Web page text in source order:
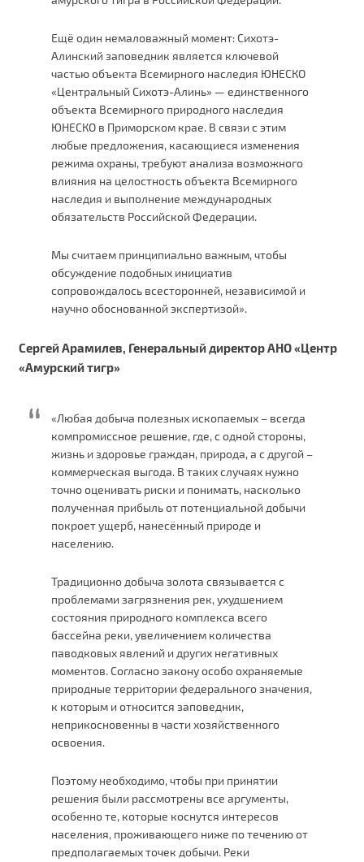
Ещё один немаловажный момент: Сихотэ-
Алинский заповедник является ключевой
частью объекта Всемирного наследия ЮНЕСКО
«Центральный Сихотэ-Алинь» — единственного
объекта Всемирного природного наследия
ЮНЕСКО в Приморском крае. В связи с этим
любые предложения, касающиеся изменения
режима охраны, требуют анализа возможного
влияния на целостность объекта Всемирного
наследия и выполнение международных
обязательств Российской Федерации.
Мы считаем принципиально важным, чтобы
обсуждение подобных инициатив
сопровождалось всесторонней, независимой и
научно обоснованной экспертизой».
Сергей Арамилев, Генеральный директор АНО «Центр
«Амурский тигр»
«Любая добыча полезных ископаемых – всегда
компромиссное решение, где, с одной стороны,
жизнь и здоровье граждан, природа, а с другой –
коммерческая выгода. В таких случаях нужно
точно оценивать риски и понимать, насколько
полученная прибыль от потенциальной добычи
покроет ущерб, нанесённый природе и
населению.
Традиционно добыча золота связывается с
проблемами загрязнения рек, ухудшением
состояния природного комплекса всего
бассейна реки, увеличением количества
паводковых явлений и других негативных
моментов. Согласно закону особо охраняемые
природные территории федерального значения,
к которым и относится заповедник,
неприкосновенны в части хозяйственного
освоения.
Поэтому необходимо, чтобы при принятии
решения были рассмотрены все аргументы,
особенно те, которые коснутся интересов
населения, проживающего ниже по течению от
предполагаемых точек добычи. Реки